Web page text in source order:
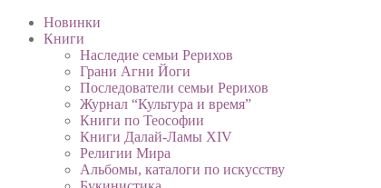
Новинки
Книги
Наследие семьи Рерихов
Грани Агни Йоги
Последователи семьи Рерихов
Журнал “Культура и время”
Книги по Теософии
Книги Далай-Ламы XIV
Религии Мира
Альбомы, каталоги по искусству